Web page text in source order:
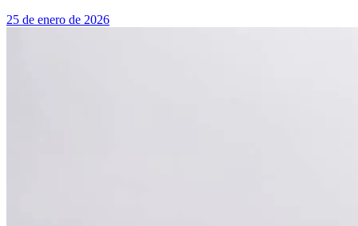
25 de enero de 2026